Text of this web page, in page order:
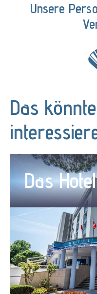
Unsere
Das
Das Hotel